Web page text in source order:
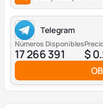
Telegram
Números Disponibles
17 266 391 $